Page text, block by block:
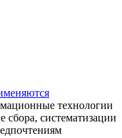
технологии
сбора, систематизации